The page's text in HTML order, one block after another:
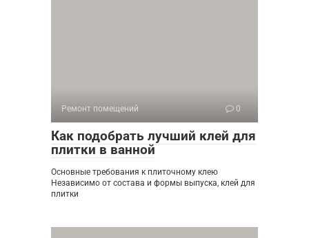
Ремонт помещений 0
Как подобрать лучший клей для
плитки в ванной
Основные требования к плиточному клею
Независимо от состава и формы выпуска, клей для
плитки